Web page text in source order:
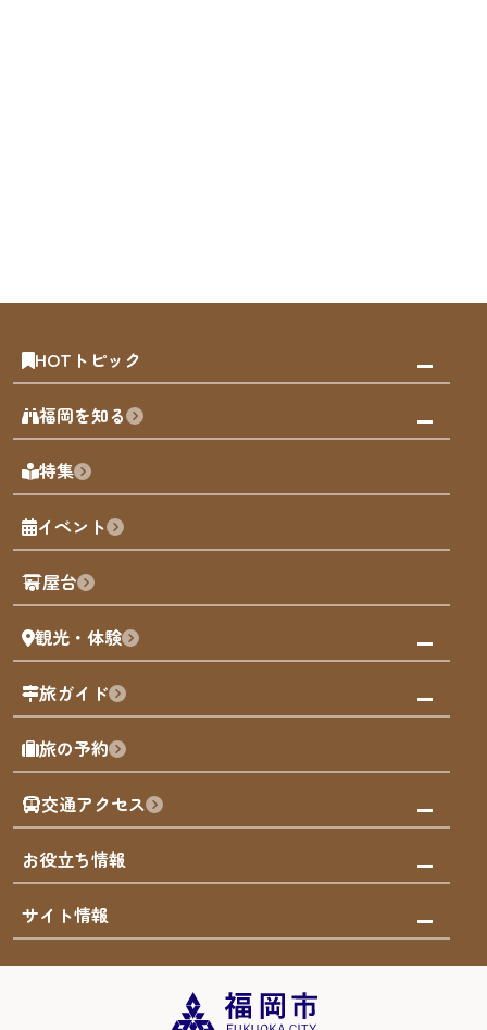
HOTトピック
みんなの旅行記
天神エリア
博多旧市街
福岡城
歴史・文化
福岡を知る
福岡の見どころ
福岡の魅力
観光カレンダー
観光PR動画
まち歩き
福岡グルメ
福岡を楽しむ
福岡のアート
福岡のナイトタイム
福岡の歴史・文化
サステナブルツーリズム
福岡検定
よかなび音声ガイド
特集
イベント
屋台
観光・体験
観る・遊ぶ
屋台
買う
体験
泊まる
旅ガイド
モデルコース
AIおまかせコース
オリジナルプラン
みんなの旅行記
旅の予約
交通アクセス
市内交通ガイド
お得なチケット
お役立ち情報
お知らせ
災害情報
サイト情報
まち歩き・体験プログラム掲載申込